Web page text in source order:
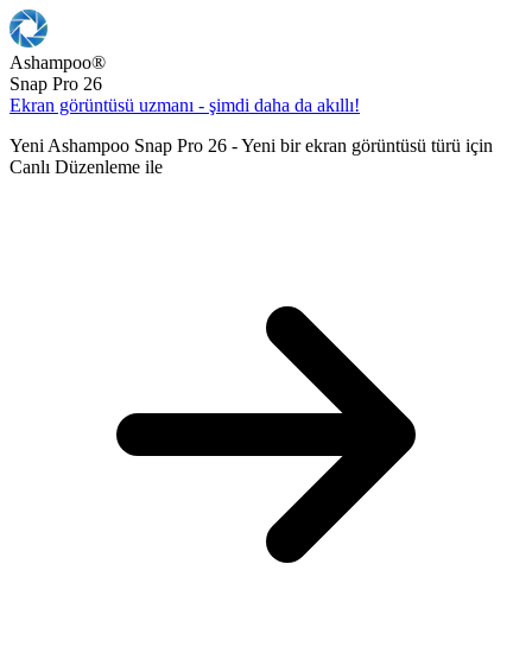
Ashampoo®
Snap Pro 26
Ekran görüntüsü uzmanı - şimdi daha da akıllı!
Yeni Ashampoo Snap Pro 26 - Yeni bir ekran görüntüsü türü için
Canlı Düzenleme ile